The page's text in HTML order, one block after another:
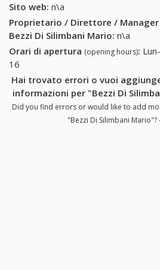
Sito web: n\a
Proprietario / Direttore / Manager
Bezzi Di Silimbani Mario: n\a
Orari di apertura (opening hours):
16
Hai trovato errori o vuoi
informazioni per "Bezzi Di
Did you find errors or would like to add
"Bezzi Di Silimbani Mario"?